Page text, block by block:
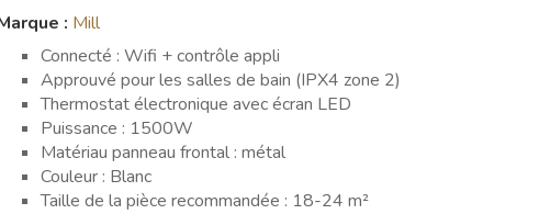
: Mill
Connecté : Wifi + contrôle appli
Approuvé pour les salles de bain (IPX4 zone 2)
Thermostat électronique avec écran LED
Puissance : 1500W
Matériau panneau frontal : métal
Couleur : Blanc
Taille de la pièce recommandée : 18-24 m²